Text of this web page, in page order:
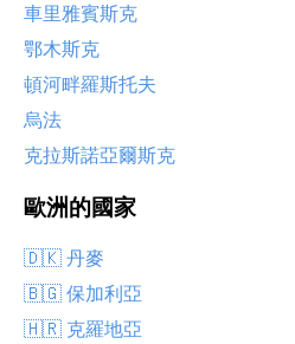
車里雅賓斯克
鄂木斯克
頓河畔羅斯托夫
烏法
克拉斯諾亞爾斯克
歐洲的國家
🇩🇰 丹麥
🇧🇬 保加利亞
🇭🇷 克羅地亞